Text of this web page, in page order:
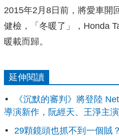
2015年2月8日前，將愛車開
健檢，「冬暖了」，Honda
暖載而歸。
延伸閱讀
《沉默的審判》將登陸
導演新作，阮經天、王淨主演
29顆鏡頭也抓不到一個賊